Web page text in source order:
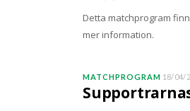
Detta matchprogram
mer information.
MATCHPROGRAM 18/04/